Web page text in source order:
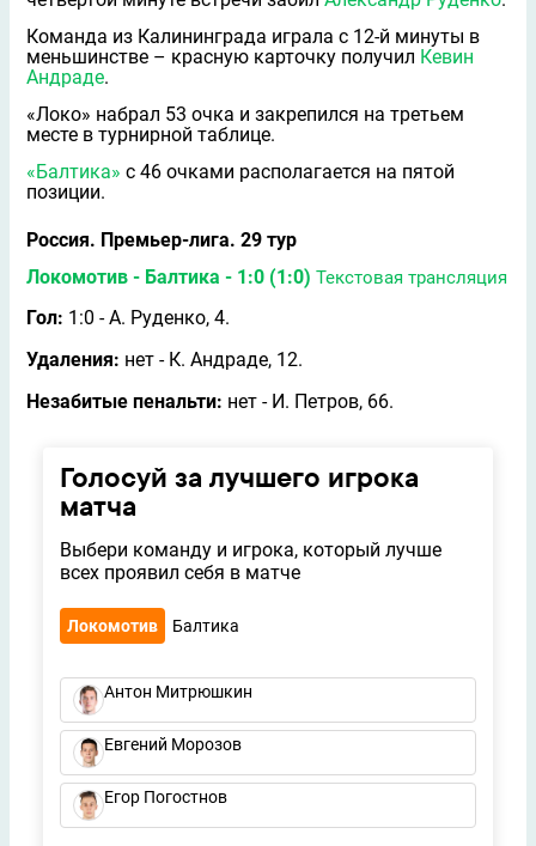
Команда из Калининграда играла с 12-й минуты в
меньшинстве – красную карточку получил Кевин
Андраде.
«Локо» набрал 53 очка и закрепился на третьем
месте в турнирной таблице.
«Балтика» с 46 очками располагается на пятой
позиции.
Россия. Премьер-лига. 29 тур
Локомотив - Балтика - 1:0 (1:0) Текстовая трансляция
Гол: 1:0 - А. Руденко, 4.
Удаления: нет - К. Андраде, 12.
Незабитые пенальти: нет - И. Петров, 66.
Голосуй за лучшего игрока
матча
Выбери команду и игрока, который лучше
всех проявил себя в матче
Локомотив Балтика
Антон Митрюшкин
Евгений Морозов
Егор Погостнов